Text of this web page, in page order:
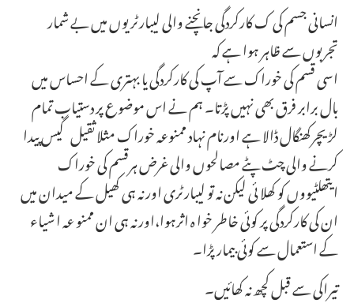
انسانی جسم کی ک کارکردگی جانچنے والی لیبارٹریوں میں بے شمار
تجربوں سے ظاہر ہوا ہے کہ
اسی قسم کی خوراک سے آپ کی کارکردگی یا بہتری کے احساس میں
بال برابر فرق بھی نہیں پڑتا۔ ہم نے اس موضوع پر دستیاب تمام
لڑیچرکھنگال ڈالا ہے اورنام نہاد ممنوعہ خوراک مثلا ثقیل گیس پیدا
کرنے والی چٹ پٹے مصالحوں والی غرض ہرقسم کی خوراک
ایتھلٹیووں کو کھلا ئی لیکن نہ تو لیبارٹری اور نہ ہی کھیل کے میدان میں
ان کی کارکردگی پر کوئی خاطر خوا ہ اثرہوا،اور نہ ہی ان ممنو عہ ا شیاء
کے استعمال سے کوئی بیمار پڑا۔
تیراکی سے قبل کچھ نہ کھائیں۔